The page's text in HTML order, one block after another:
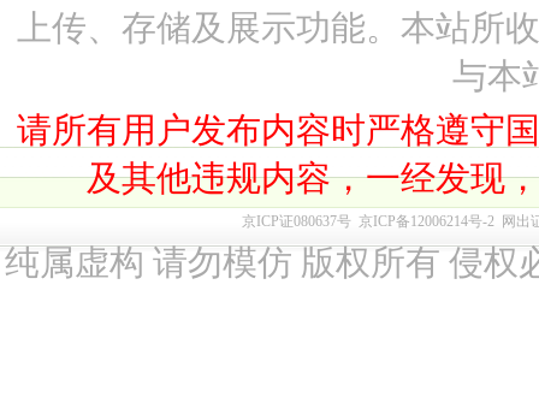
上传、存储及展示功能。本站所
与本
请所有用户发布内容时严格遵守
及其他违规内容，一经发现
京ICP证080637号 京ICP备12006214号-2 网出
纯属虚构 请勿模仿 版权所有 侵权